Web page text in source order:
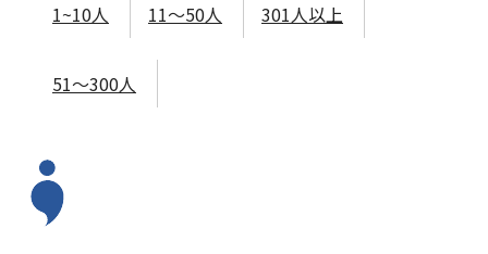
1~10人 11～50人 301人以上
51～300人